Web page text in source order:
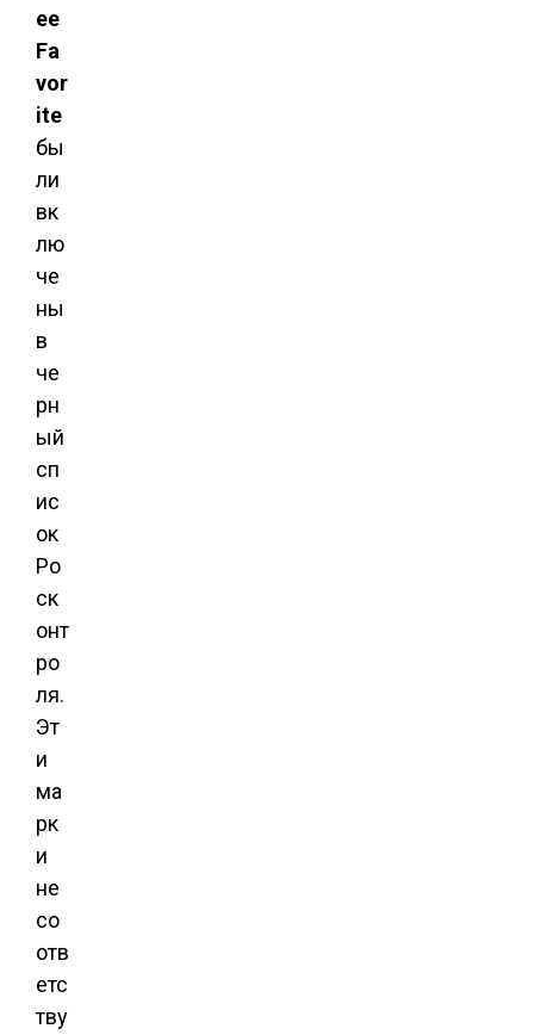
ee
Fa
vor
ite
бы
ли
вк
лю
че
ны
в
че
рн
ый
сп
ис
ок
Ро
ск
онт
ро
ля.
Эт
и
ма
рк
и
не
со
отв
етс
тву